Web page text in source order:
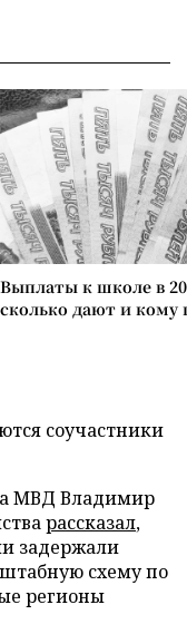
Выплаты к школе в
сколько дают и
соучастники
МВД Владимир
рассказал,
задержали
схему по
регионы